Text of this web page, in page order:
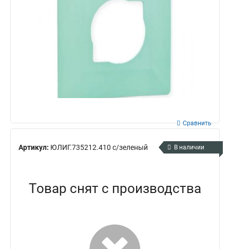
Артикул: ЮЛИГ.735212.410 с/зеленый
Сравнить
В наличии
Товар снят с производства